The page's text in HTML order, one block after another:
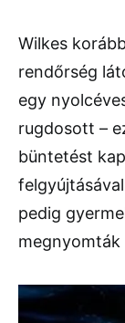
Wilkes
rendőrség
egy
rugdosott –
büntetést
pedig
megnyomták